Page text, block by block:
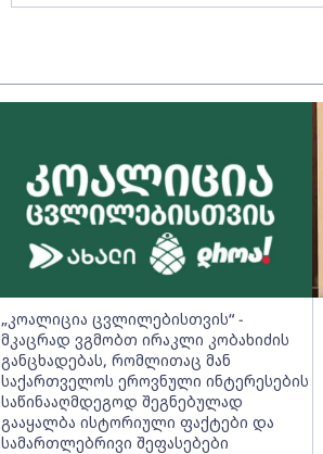
„კოალიცია ცვლილებისთვის“ -
მკაცრად ვგმობთ ირაკლი კობახიძის
განცხადებას, რომლითაც მან
საქართველოს ეროვნული ინტერესების
საწინააღმდეგოდ შეგნებულად
გააყალბა ისტორიული ფაქტები და
სამართლებრივი შეფასებები